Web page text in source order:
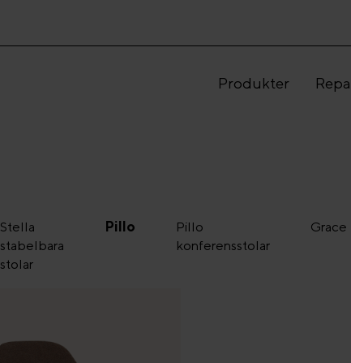
Produkter
Stella
stabelbara
stolar
Pillo
Pillo
konferensstolar
Grace